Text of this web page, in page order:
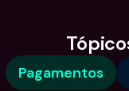
Pagamentos